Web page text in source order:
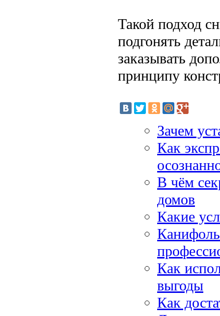
Такой подход
подгонять
заказывать
принципу
Зачем
Как
В чём
домов
Какие
Как
выгоды
Как